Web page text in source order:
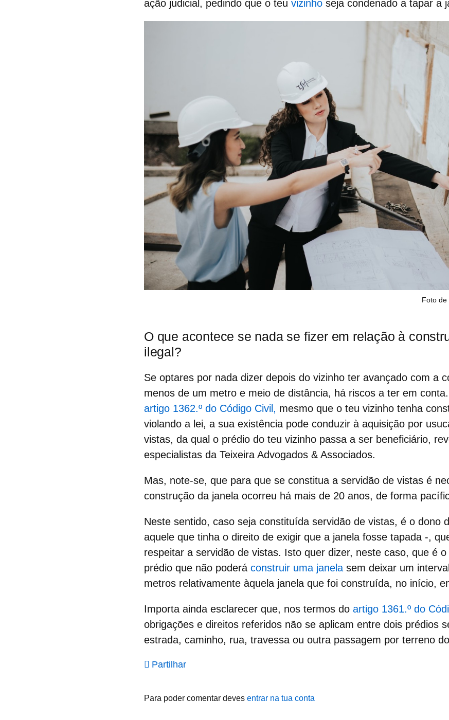
ação judicial, pedindo que o teu vizinho seja condenado a tapar a
Foto de
O que acontece se nada se fizer em relação à
ilegal?
Se optares por nada dizer depois do vizinho ter avançado com a
menos de um metro e meio de distância, há riscos a ter em
artigo 1362.º do Código Civil, mesmo que o teu vizinho tenha
violando a lei, a sua existência pode conduzir à aquisição por
vistas, da qual o prédio do teu vizinho passa a ser beneficiário,
especialistas da Teixeira Advogados & Associados.
Mas, note-se, que para que se constitua aservidão de vistas é
construção da janelaocorreu há mais de 20 anos, de forma
Neste sentido, caso seja constituídaservidão de vistas, é o dono
aquele que tinha o direito de exigir que a janela fosse tapada -,
respeitar a servidão de vistas. Isto quer dizer, neste caso, que é
prédio que não poderá construir uma janela sem deixar um
metros relativamente àquela janela que foi construída, no início,
Importa ainda esclarecer que, nos termos do artigo 1361.º do
obrigações e direitos referidos não se aplicam entre dois prédios
estrada, caminho, rua, travessa ou outra passagem por terreno
Partilhar
Para poder comentar deves entrar na tua conta